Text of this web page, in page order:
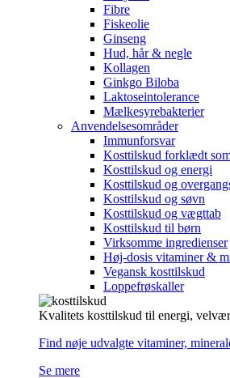
Fibre
Fiskeolie
Ginseng
Hud, hår & negle
Kollagen
Ginkgo Biloba
Laktoseintolerance
Mælkesyrebakterier
Anvendelsesområder
Immunforsvar
Kosttilskud forklædt
Kosttilskud og energi
Kosttilskud og
Kosttilskud og søvn
Kosttilskud og vægttab
Kosttilskud til børn
Virksomme ingredienser
Høj-dosis vitaminer &
Vegansk kosttilskud
Loppefrøskaller
Kvalitets kosttilskud til energi,
Find nøje udvalgte vitaminer,
Se mere